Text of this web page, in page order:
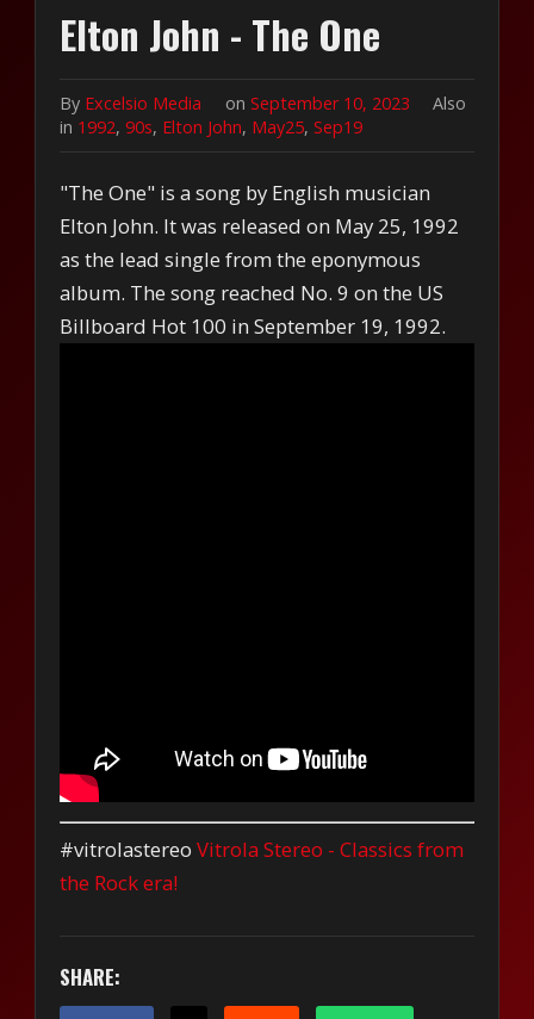
Elton John - The One
By Excelsio Media on September 10, 2023
Also
in 1992,90s, Elton John, May25,Sep19
"The One" is a song by English musician
Elton John. It was released on May 25, 1992
as the lead single from the eponymous
album. The song reached No. 9 on the US
Billboard Hot 100 in September 19, 1992.
#vitrolastereoVitrola Stereo - Classics from
the Rock era!
SHARE: